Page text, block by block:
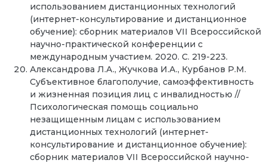
использованием дистанционных технологий
(интернет-консультирование и дистанционное
обучение): сборник материалов VII Всероссийской
научно-практической конференции с
международным участием. 2020. С. 219-223.
Александрова Л.А., Жучкова И.А., Курбанов Р.М.
Субъективное благополучие, самоэффективность
и жизненная позиция лиц с инвалидностью //
Психологическая помощь социально
незащищенным лицам с использованием
дистанционных технологий (интернет-
консультирование и дистанционное обучение):
сборник материалов VII Всероссийской научно-